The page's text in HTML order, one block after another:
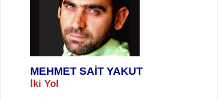
MEHMET SAİT YAKUT
İki Yol